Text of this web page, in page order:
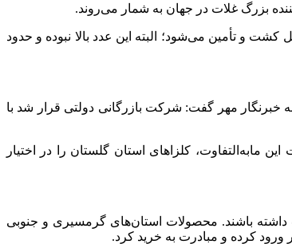
بزرگ غلات در جهان به شمار می‌روند.
و تأمین می‌شود؛ البته این عدد بالا نبوده و حدود
بازرگانی دولتی به خبرنگار مهر گفت: شرکت بازرگانی دولتی قرار شد با
کلزاهای استان گلستان را در اختیار
داشته باشند. محصولات استان‌های گرمسیری و جنوبی
کرده و مبادرت به خرید کرد.